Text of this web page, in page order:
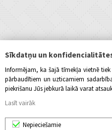
Sīkdatņu un
Informējam, ka šajā tīmekļa vietnē
pārbaudītiem un uzticamiem
piekrišanu Jūs jebkurā laikā varat
Lasīt vairāk
Nepieciešamie